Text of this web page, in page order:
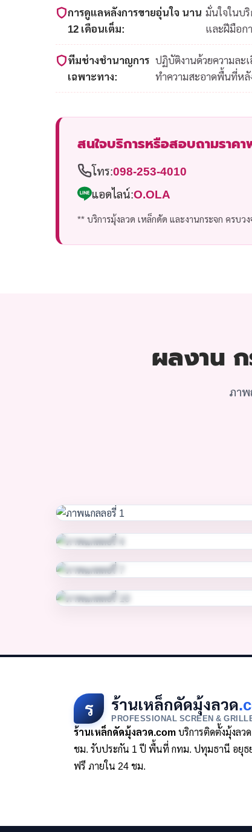
การดูแลหลังการขายอุ่นใจ นาน
12 เดือนเต็ม:
มั่นใจในบ
และฝีมือก
ทีมช่างชำนาญการ
เฉพาะทาง:
ปฏิบัติงานด้วยความละ
ทำความสะอาดพื้นที่หลั
สนใจบริการหรือสอบถามราคา
โทร:098-253-4010
แอดไลน์:O.OLA
** บริการมุ้งลวด เหล็กดัด และงานกระจก ครบว
ผลงาน
ภาพ
ร ร้านเหล็กดัดมุ้งลวด
PROFESSIONAL SCREEN &
ร้านเหล็กดัดมุ้งลวด.comบริการติดตั้งมุ้งลว
ชม. รับประกัน 1 ปี พื้นที่ กทม. ปทุมธานี อยุธย
ฟรี ภายใน 24 ชม.